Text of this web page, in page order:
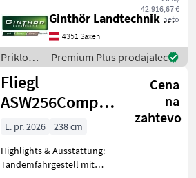
42.916,67 €
neto
Zugöse (K80 auch möglich)
+ hydraulischer Stützfuß +
2-Kreisdruckluftbremse +
Achs
Ginthör Landtechnik GmbH
4351 Saxen
Priklopniki
/ Fliegl
Premium Plus prodajalec
Fliegl
ASW256Compact
Fox
Cena
na
zahtevo
L. pr. 2026
238 cm
Highlights & Ausstattung:
Tandemfahrgestell mit